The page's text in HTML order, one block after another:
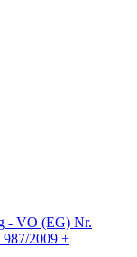
- VO (EG) Nr.
987/2009 +